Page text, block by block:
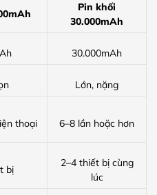
Pin khối
30.000mAh
30.000mAh
Lớn, nặng
thoại 6–8 lần hoặc hơn
bị
2–4 thiết bị cùng
lúc